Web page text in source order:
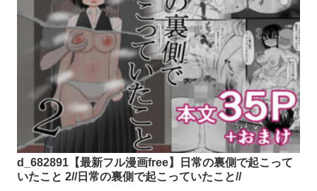
d_682891【最新フル漫画free】日常の裏側で起こって
いたこと 2//日常の裏側で起こっていたこと//